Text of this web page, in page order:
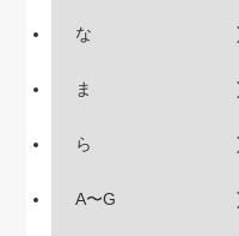
な
ま
ら
A〜G